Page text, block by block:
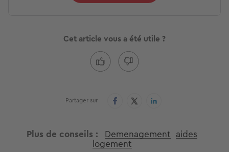
Cet article vous a été utile ?
Partager sur
Plus de conseils Demenagement aides
logement